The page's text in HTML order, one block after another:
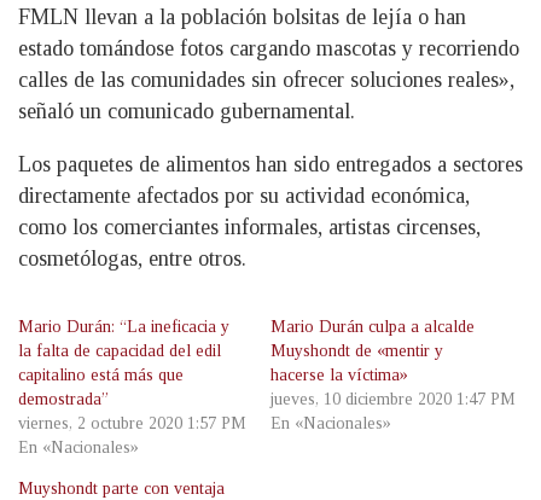
FMLN llevan a la población bolsitas de lejía o han
estado tomándose fotos cargando mascotas y recorriendo
calles de las comunidades sin ofrecer soluciones reales»,
señaló un comunicado gubernamental.
Los paquetes de alimentos han sido entregados a sectores
directamente afectados por su actividad económica,
como los comerciantes informales, artistas circenses,
cosmetólogas, entre otros.
Mario Durán: “La ineficacia y
la falta de capacidad del edil
capitalino está más que
demostrada”
viernes, 2 octubre 2020 1:57 PM
En «Nacionales»
Mario Durán culpa a alcalde
Muyshondt de «mentir y
hacerse la víctima»
jueves, 10 diciembre 2020 1:47 PM
En «Nacionales»
Muyshondt parte con ventaja